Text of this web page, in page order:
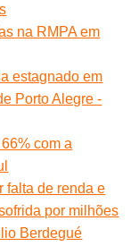
na RMPA em
estagnado em
Porto Alegre -
com a
falta de renda e
por milhões
Berdegué